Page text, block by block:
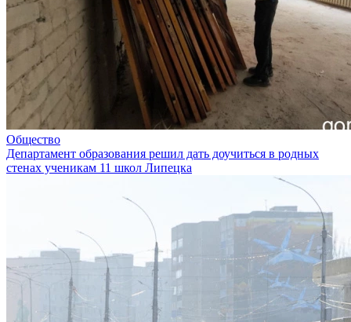
Общество
Департамент образования решил дать доучиться в родных
стенах ученикам 11 школ Липецка